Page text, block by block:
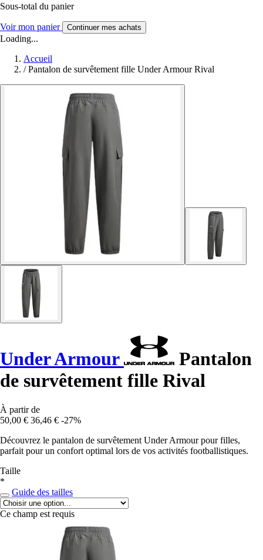
Sous-total du panier
Voir mon panier Continuer mes achats
Loading...
Accueil
/ Pantalon de survêtement fille Under Armour Rival
Under Armour
Pantalon
de survêtement fille Rival
À partir de
50,00 € 36,46 € -27%
Découvrez le pantalon de survêtement Under Armour pour filles,
parfait pour un confort optimal lors de vos activités footballistiques.
Taille
*
Guide des tailles
Ce champ est requis